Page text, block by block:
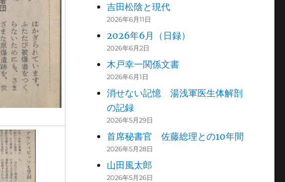
吉田松陰と現代
2026年6月11日
2026年6月（日録）
2026年6月2日
木戸幸一関係文書
2026年6月1日
消せない記憶 湯浅軍医生体解剖
の記録
2026年5月29日
首席秘書官 佐藤総理との10年間
2026年5月28日
山田風太郎
2026年5月26日